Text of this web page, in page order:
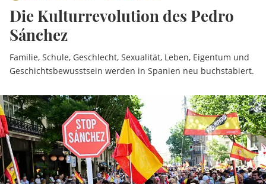
Die Kulturrevolution des Pedro
Sánchez
Familie, Schule, Geschlecht, Sexualität, Leben, Eigentum und
Geschichtsbewusstsein werden in Spanien neu buchstabiert.